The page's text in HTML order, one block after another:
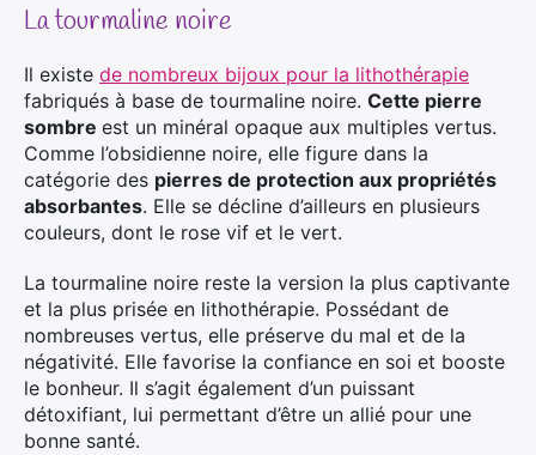
La tourmaline noire
Il existe de nombreux bijoux pour la lithothérapie
fabriqués à base de tourmaline noire. Cette pierre
sombre est un minéral opaque aux multiples vertus.
Comme l’obsidienne noire, elle figure dans la
catégorie des pierres de protection aux propriétés
absorbantes. Elle se décline d’ailleurs en plusieurs
couleurs, dont le rose vif et le vert.
La tourmaline noire reste la version la plus captivante
et la plus prisée en lithothérapie. Possédant de
nombreuses vertus, elle préserve du mal et de la
négativité. Elle favorise la confiance en soi et booste
le bonheur. Il s’agit également d’un puissant
détoxifiant, lui permettant d’être un allié pour une
bonne santé.